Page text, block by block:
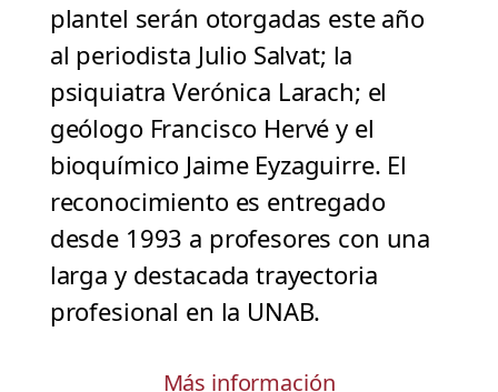
plantel serán otorgadas este año
al periodista Julio Salvat; la
psiquiatra Verónica Larach; el
geólogo Francisco Hervé y el
bioquímico Jaime Eyzaguirre. El
reconocimiento es entregado
desde 1993 a profesores con una
larga y destacada trayectoria
profesional en la UNAB.
Más información